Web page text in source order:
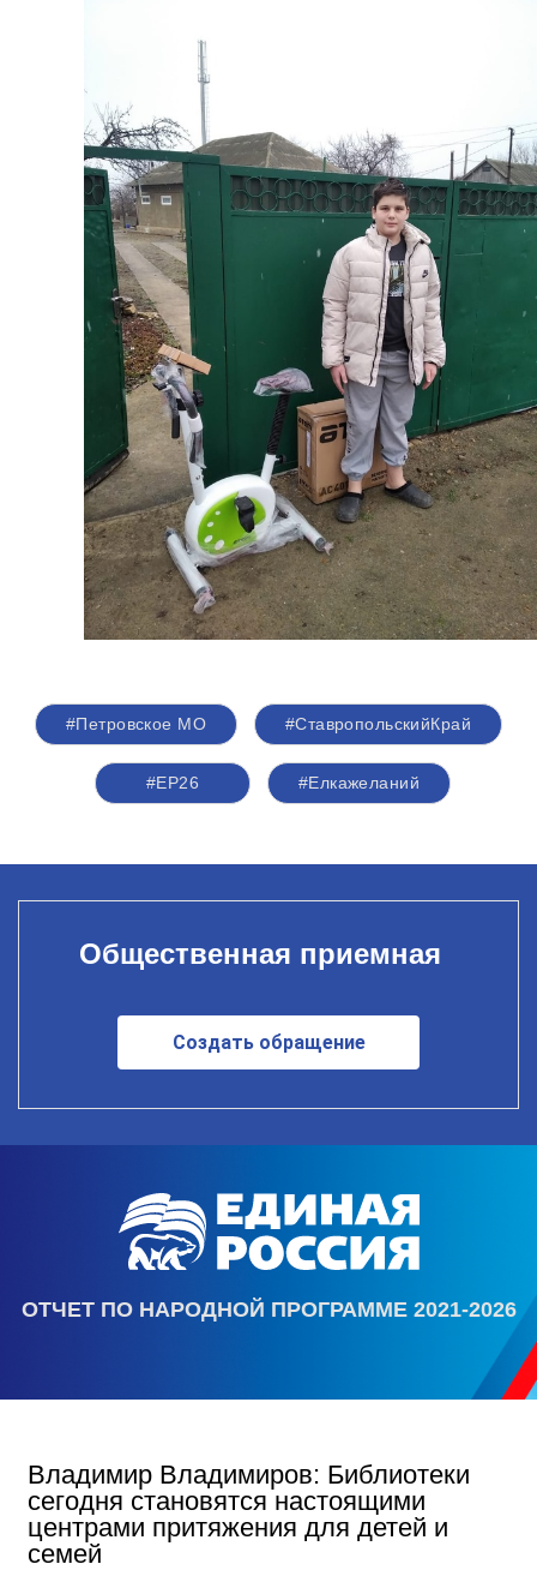
#Петровское МО #СтавропольскийКрай
#ЕР26 #Елкажеланий
Общественная приемная
Создать обращение
ОТЧЕТ ПО НАРОДНОЙ ПРОГРАММЕ 2021-2026
Владимир Владимиров: Библиотеки
сегодня становятся настоящими
центрами притяжения для детей и
семей